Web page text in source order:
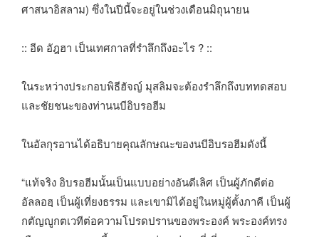
ศาสนาอิสลาม) ซึ่งในปีนี้จะอยู่ในช่วงเดือนมิถุนายน
:: อีด อัฎฮา เป็นเทศกาลที่รำลึกถึงอะไร ? ::
ในระหว่างประกอบพิธีฮัจญ์ มุสลิมจะต้องรำลึกถึงบททดสอบ
และชัยชนะของท่านนบีอิบรอฮีม
ในอัลกุรอานได้อธิบายคุณลักษณะของนบีอิบรอฮีมดังนี้
“แท้จริง อิบรอฮีมนั้นเป็นแบบอย่างอันดีเลิศ เป็นผู้ภักดีต่อ
อัลลอฮฺ เป็นผู้เที่ยงธรรม และเขามิได้อยู่ในหมู่ผู้ตั้งภาคี เป็นผู้
กตัญญูกตเวทีต่อความโปรดปรานของพระองค์ พระองค์ทรง